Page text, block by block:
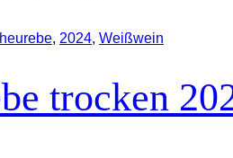
, 2024, Weißwein
trocken